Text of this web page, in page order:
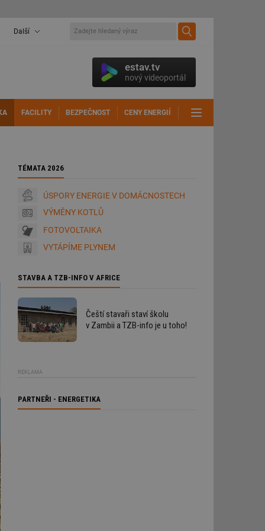
Další
estav.tv
nový videoportál
FACILITY BEZPEČNOST CENY ENERGIÍ
TÉMATA 2026
ÚSPORY ENERGIE V DOMÁCNOSTECH
VÝMĚNY KOTLŮ
FOTOVOLTAIKA
VYTÁPÍME PLYNEM
STAVBA A TZB-INFO V AFRICE
Čeští stavaři staví školu
v Zambii a TZB-info je u toho!
REKLAMA
PARTNEŘI - ENERGETIKA